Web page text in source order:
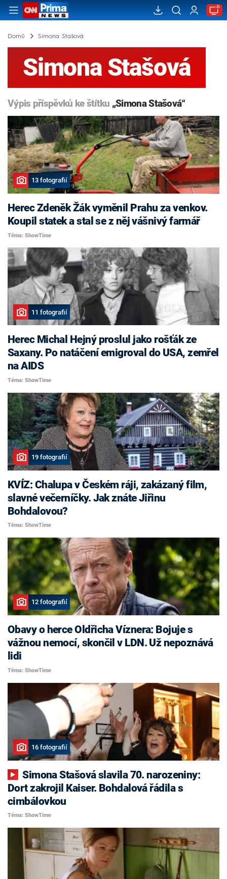
Domů Simona Stašová
Simona Stašová
Výpis příspěvků ke štítku „Simona Stašová“
13 fotografií
Herec Zdeněk Žák vyměnil Prahu za venkov.
Koupil statek a stal se z něj vášnivý farmář
Téma: ShowTime
11 fotografií
Herec Michal Hejný proslul jako rošťák ze
Saxany. Po natáčení emigroval do USA, zemřel
na AIDS
Téma: ShowTime
19 fotografií
KVÍZ: Chalupa v Českém ráji, zakázaný film,
slavné večerníčky. Jak znáte Jiřinu
Bohdalovou?
Téma: ShowTime
12 fotografií
Obavy o herce Oldřicha Víznera: Bojuje s
vážnou nemocí, skončil v LDN. Už nepoznává
lidi
Téma: ShowTime
16 fotografií
Simona Stašová slavila 70. narozeniny:
Dort zakrojil Kaiser. Bohdalová řádila s
cimbálovkou
Téma: ShowTime